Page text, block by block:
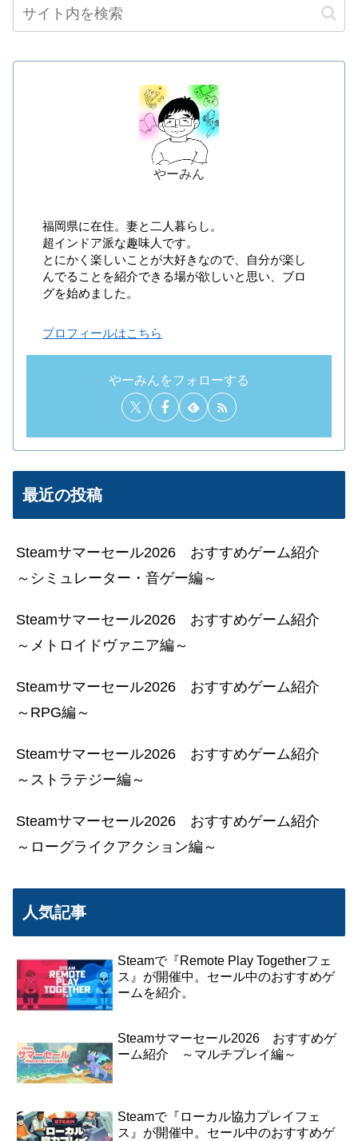
やーみん
福岡県に在住。妻と二人暮らし。
超インドア派な趣味人です。
とにかく楽しいことが大好きなので、自分が楽し
んでることを紹介できる場が欲しいと思い、ブロ
グを始めました。
プロフィールはこちら
やーみんをフォローする
最近の投稿
Steamサマーセール2026 おすすめゲーム紹介
～シミュレーター・音ゲー編～
Steamサマーセール2026 おすすめゲーム紹介
～メトロイドヴァニア編～
Steamサマーセール2026 おすすめゲーム紹介
～RPG編～
Steamサマーセール2026 おすすめゲーム紹介
～ストラテジー編～
Steamサマーセール2026 おすすめゲーム紹介
～ローグライクアクション編～
人気記事
Steamで『Remote Play Togetherフェ
ス』が開催中。セール中のおすすめゲ
ームを紹介。
Steamサマーセール2026 おすすめゲ
ーム紹介 ～マルチプレイ編～
Steamで『ローカル協力プレイフェ
ス』が開催中。セール中のおすすめゲ